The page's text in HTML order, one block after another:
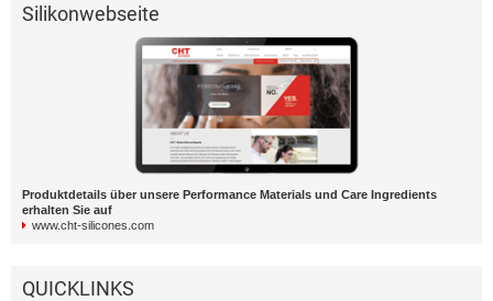
Silikonwebseite
Produktdetails über unsere Performance Materials und Care Ingredients
erhalten Sie auf
www.cht-silicones.com
QUICKLINKS